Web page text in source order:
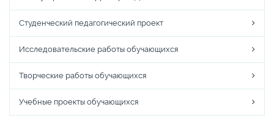
Студенческий педагогический проект
Исследовательские работы обучающихся
Творческие работы обучающихся
Учебные проекты обучающихся